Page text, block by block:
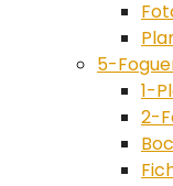
5-
1-
2-